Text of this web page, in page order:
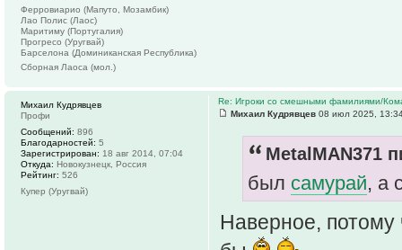
Ферровиарио (Мапуто, Мозамбик)
Лао Полис (Лаос)
Маритиму (Португалия)
Прогресо (Уругвай)
Барселона (Доминиканская Республика)
Сборная Лаоса (мол.)
Re: Игроки со смешными фамилиями/
Михаил Кудрявцев 08 июл 2025,
MetalMAN371
был самурай, а
Наверное,
Михаил Кудрявцев
Профи
Сообщений: 896
Благодарностей: 5
Зарегистрирован: 18 авг 2014, 07:04
Откуда: Новокузнецк, Россия
Рейтинг: 526
Купер (Уругвай)